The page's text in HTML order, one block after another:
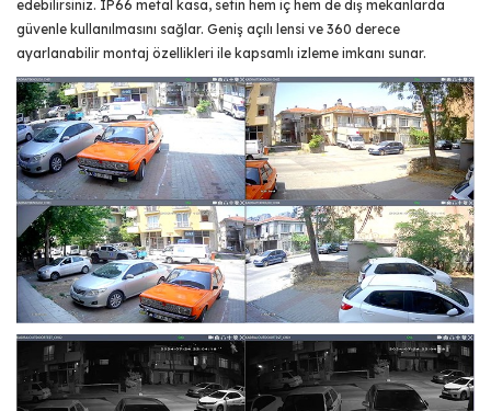
edebilirsiniz. IP66 metal kasa, setin hem iç hem de dış mekanlarda
güvenle kullanılmasını sağlar. Geniş açılı lensi ve 360 derece
ayarlanabilir montaj özellikleri ile kapsamlı izleme imkanı sunar.